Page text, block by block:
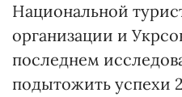
Национальной
организации и
последнем
подытожить успехи